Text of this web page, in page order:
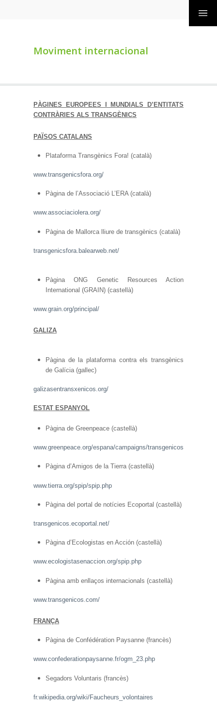
Moviment internacional
PÀGINES EUROPEES I MUNDIALS D’ENTITATS
CONTRÀRIES ALS TRANSGÈNICS
PAÏSOS CATALANS
Plataforma Transgènics Fora! (català)
www.transgenicsfora.org/
Pàgina de l’Associació L’ERA (català)
www.associaciolera.org/
Pàgina de Mallorca lliure de transgènics (català)
transgenicsfora.balearweb.net/
Pàgina ONG Genetic Resources Action
International (GRAIN) (castellà)
www.grain.org/principal/
GALIZA
Pàgina de la plataforma contra els transgènics
de Galícia (gallec)
galizasentransxenicos.org/
ESTAT ESPANYOL
Pàgina de Greenpeace (castellà)
www.greenpeace.org/espana/campaigns/transgenicos
Pàgina d’Amigos de la Tierra (castellà)
www.tierra.org/spip/spip.php
Pàgina del portal de notícies Ecoportal (castellà)
transgenicos.ecoportal.net/
Pàgina d’Ecologistas en Acción (castellà)
www.ecologistasenaccion.org/spip.php
Pàgina amb enllaços internacionals (castellà)
www.transgenicos.com/
FRANÇA
Pàgina de Confédération Paysanne (francès)
www.confederationpaysanne.fr/ogm_23.php
Segadors Voluntaris (francès)
fr.wikipedia.org/wiki/Faucheurs_volontaires